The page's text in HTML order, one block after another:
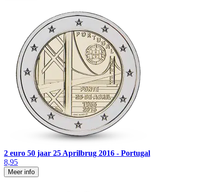
2 euro 50 jaar 25 Aprilbrug 2016 - Portugal
8,95
Meer info